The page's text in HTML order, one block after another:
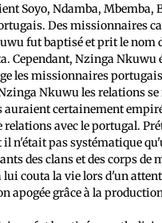
Soyo, Ndamba,
Des missionnaires
fut baptisé et prit le nom
Cependant, Nzinga
les missionnaires
Nkuwu les relations
auraient certainement
avec le portugal.
n'était pas systématique
des clans et des corps
lui couta la vie lors d'un
apogée grâce à la